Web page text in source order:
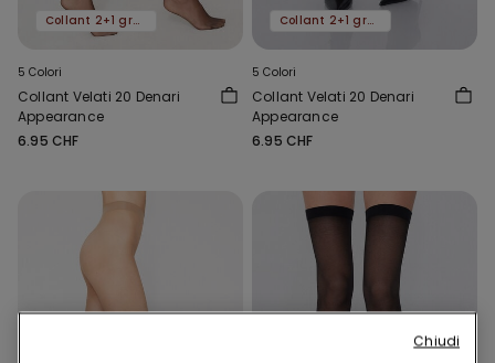
Collant 2+1 gratis
5 Colori
Collant Velati 20 Denari
Appearance
6.95 CHF
Collant 2+1 gratis
5 Colori
Collant Velati 20 Denari
Appearance
6.95 CHF
Chiudi